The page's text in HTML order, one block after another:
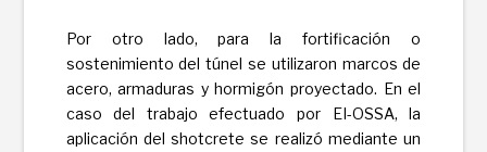
Por otro lado, para la fortificación o
sostenimiento del túnel se utilizaron marcos de
acero, armaduras y hormigón proyectado. En el
caso del trabajo efectuado por EI-OSSA, la
aplicación del shotcrete se realizó mediante un